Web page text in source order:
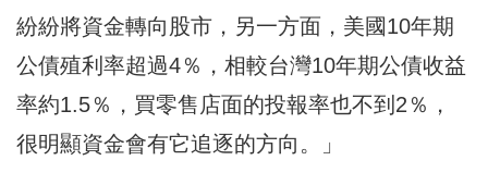
紛紛將資金轉向股市，另一方面，美國10年期
公債殖利率超過4％，相較台灣10年期公債收益
率約1.5％，買零售店面的投報率也不到2％，
很明顯資金會有它追逐的方向。」